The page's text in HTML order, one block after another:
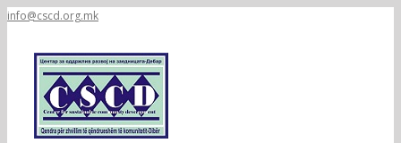
info@cscd.org.mk